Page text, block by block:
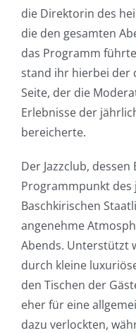
die Direktorin des
die den gesamten
das Programm
stand ihr hierbei der
Seite, der die
Erlebnisse der
bereicherte.
Der Jazzclub,
Programmpunkt des
Baschkirischen
angenehme
Abends. Unterstützt
durch kleine
den Tischen der
eher für eine
dazu verlockten,